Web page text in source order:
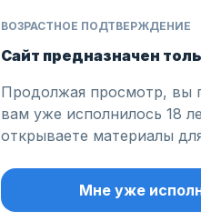
ВОЗРАСТНОЕ ПОДТВЕРЖДЕНИЕ
Сайт предназначен
Продолжая просмотр, вы
вам уже исполнилось 18
открываете материалы
Мне уже